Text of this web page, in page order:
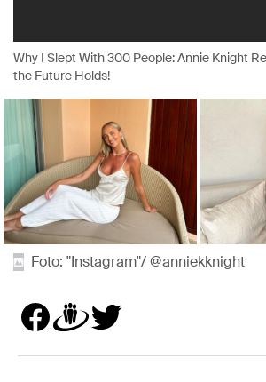
Why I Slept With 300 People: Annie Knight
the Future Holds!
Foto: "Instagram"/ @anniekknight